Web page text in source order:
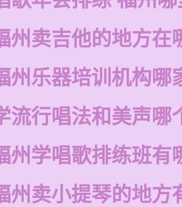
州卖吉他的地方在
州乐器培训机构哪
流行唱法和美声哪
州学唱歌排练班有
州卖小提琴的地方